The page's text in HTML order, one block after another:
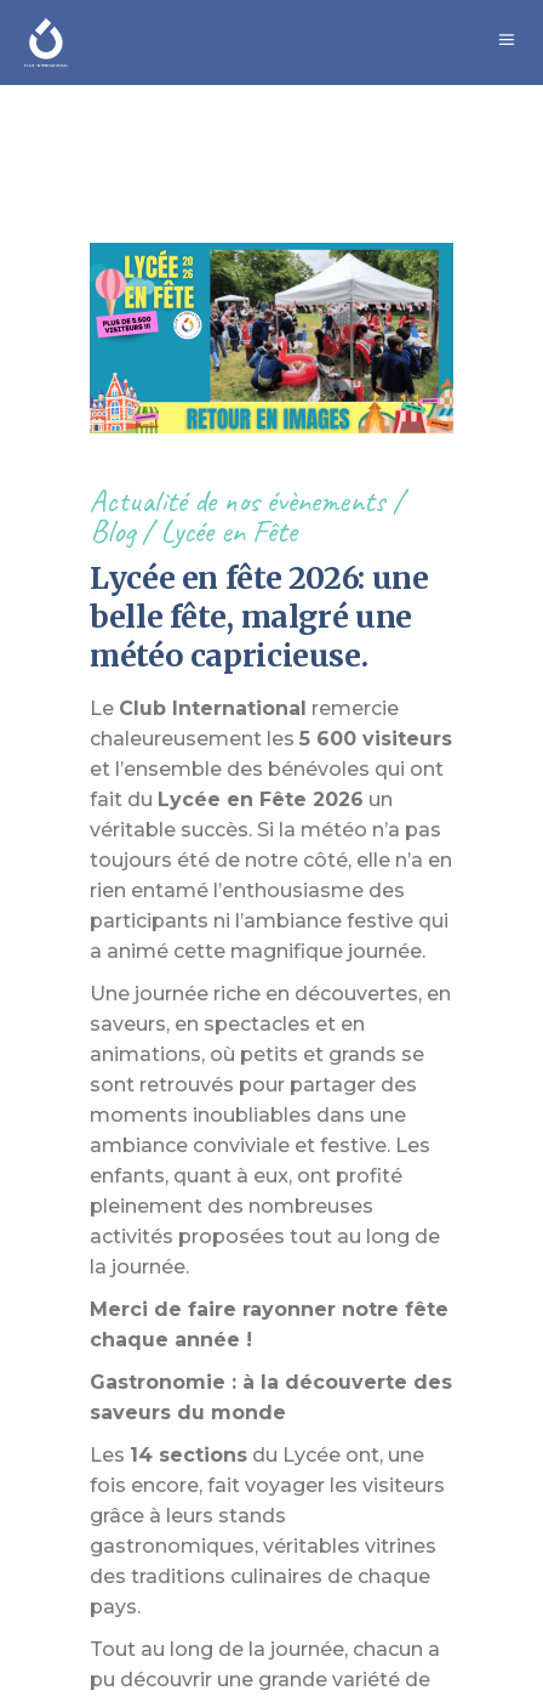
Actualité de nos évènements/
Blog/Lycée en Fête
Lycée en fête 2026: une
belle fête, malgré une
météo capricieuse.
Le Club International remercie
chaleureusement les 5 600 visiteurs
et l’ensemble des bénévoles qui ont
fait du Lycée en Fête 2026 un
véritable succès. Si la météo n’a pas
toujours été de notre côté, elle n’a en
rien entamé l’enthousiasme des
participants ni l’ambiance festive qui
a animé cette magnifique journée.
Une journée riche en découvertes, en
saveurs, en spectacles et en
animations, où petits et grands se
sont retrouvés pour partager des
moments inoubliables dans une
ambiance conviviale et festive. Les
enfants, quant à eux, ont profité
pleinement des nombreuses
activités proposées tout au long de
la journée.
Merci de faire rayonner notre fête
chaque année !
Gastronomie : à la découverte des
saveurs du monde
Les 14 sections du Lycée ont, une
fois encore, fait voyager les visiteurs
grâce à leurs stands
gastronomiques, véritables vitrines
des traditions culinaires de chaque
pays.
Tout au long de la journée, chacun a
pu découvrir une grande variété de